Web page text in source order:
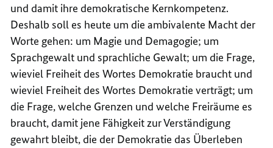
und damit ihre demokratische Kernkompetenz.
Deshalb soll es heute um die ambivalente Macht der
Worte gehen: um Magie und Demagogie; um
Sprachgewalt und sprachliche Gewalt; um die Frage,
wieviel Freiheit des Wortes Demokratie braucht und
wieviel Freiheit des Wortes Demokratie verträgt; um
die Frage, welche Grenzen und welche Freiräume es
braucht, damit jene Fähigkeit zur Verständigung
gewahrt bleibt, die der Demokratie das Überleben